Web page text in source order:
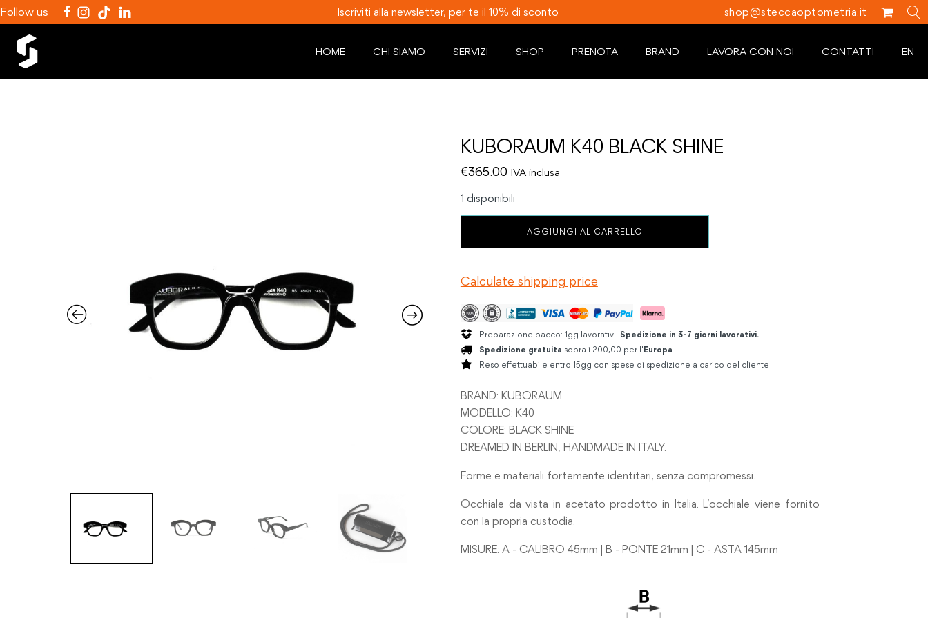
Follow us Iscriviti alla newsletter, per te il 10% di sconto shop@steccaoptometria.it
HOME CHI SIAMO SERVIZI SHOP PRENOTA BRAND LAVORA CON NOI CONTATTI EN
KUBORAUM K40 BLACK SHINE
€365.00 IVA inclusa
1 disponibili
quantità
AGGIUNGI AL CARRELLO
Calculate shipping price
Preparazione pacco: 1gg lavorativi. Spedizione in 3-7 giorni lavorativi.
Spedizione gratuita sopra i 200,00 per l'Europa
Reso effettuabile entro 15gg con spese di spedizione a carico del cliente
BRAND: KUBORAUM
MODELLO: K40
COLORE: BLACK SHINE
DREAMED IN BERLIN, HANDMADE IN ITALY.
Forme e materiali fortemente identitari, senza compromessi.
Occhiale da vista in acetato prodotto in Italia. L’occhiale viene fornito
con la propria custodia.
MISURE: A - CALIBRO 45mm | B - PONTE 21mm | C - ASTA 145mm